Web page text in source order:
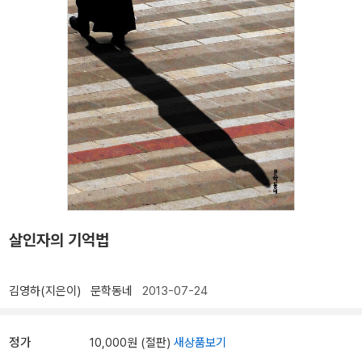
살인자의 기억법
김영하(지은이) 문학동네 2013-07-24
정가 10,000원 (절판) 새상품보기